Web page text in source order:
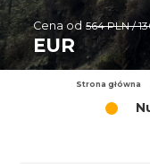
Cena od 564 PLN /
EUR
Strona główna